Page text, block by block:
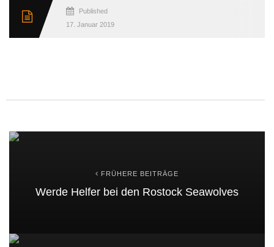
Published
17. Januar 2019
FRÜHERE BEITRÄGE
Werde Helfer bei den Rostock Seawolves